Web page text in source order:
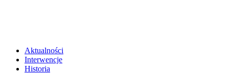
Aktualności
Interwencje
Historia